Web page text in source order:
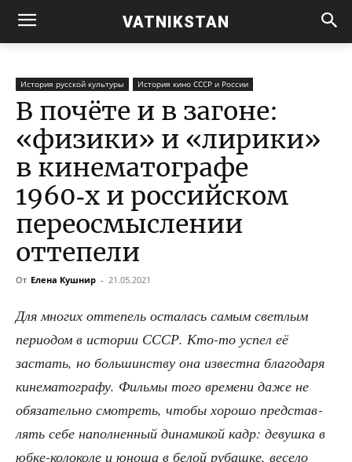
VATNIKSTAN
История русской культуры История кино СССР и России
В почёте и в загоне:
«физики» и «лирики»
в кинематографе
1960‑х и российском
переосмыслении
оттепели
От Елена Кушнир - 21.05.2021
Для мно­гих отте­пель оста­лась самым свет­лым
пери­о­дом в исто­рии СССР. Кто-то успел её
застать, но боль­шин­ству она извест­на бла­го­да­ря
кине­ма­то­гра­фу. Филь­мы того вре­ме­ни даже не
обя­за­тель­но смот­реть, что­бы хоро­шо пред­став­
лять себе напол­нен­ный дина­ми­кой кадр: девуш­ка в
юбке-коло­ко­ле и юно­ша в белой рубаш­ке, весе­ло